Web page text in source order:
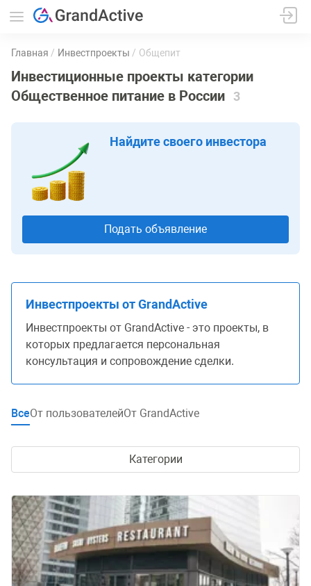
Главная Инвестпроекты Общепит
Инвестиционные проекты категории
Общественное питание в России
3
Найдите своего инвестора
Подать объявление
Инвестпроекты от GrandActive
Инвестпроекты от GrandActive - это проекты, в
которых предлагается персональная
консультация и сопровождение сделки.
ВсеОт пользователейОт GrandActive
Категории